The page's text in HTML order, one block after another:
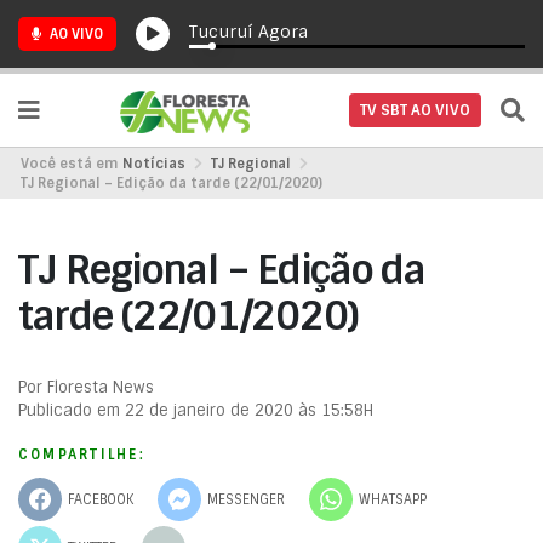
AO VIVO Tucuruí Agora
TV SBT AO VIVO
Você está em Notícias
TJ Regional
TJ Regional – Edição da tarde (22/01/2020)
TJ Regional – Edição da
tarde (22/01/2020)
Por Floresta News
Publicado em 22 de janeiro de 2020 às 15:58H
COMPARTILHE:
FACEBOOK MESSENGER WHATSAPP